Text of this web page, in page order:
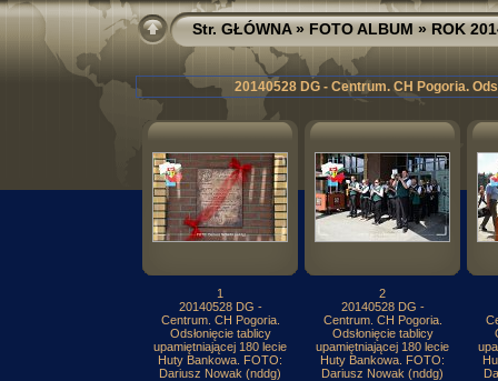
Str. GŁÓWNA»FOTO ALBUM»ROK
20140528 DG - Centrum. CH Pogoria.
1
20140528 DG -
Centrum. CH Pogoria.
Odsłonięcie tablicy
upamiętniającej 180 lecie
Huty Bankowa. FOTO:
Dariusz Nowak (nddg)
2
20140528 DG -
Centrum. CH Pogoria.
Odsłonięcie tablicy
upamiętniającej 180 lecie
Huty Bankowa. FOTO:
Dariusz Nowak (nddg)